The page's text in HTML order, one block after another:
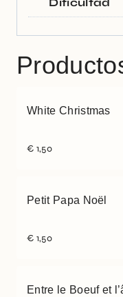
White Christmas
€ 1,50
Petit Papa Noël
€ 1,50
Entre le Boeuf et